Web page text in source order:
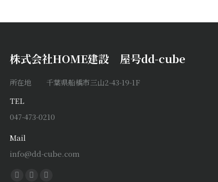
株式会社HOME建設 屋号dd-cube
所在地 千葉県船橋市三山2-43-19-1F
TEL
047-473-0210
Mail
info@dd-cube.com
Find us on: